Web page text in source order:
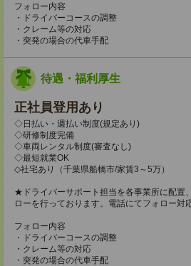
フォロー内容
・ドライバーコースの調整
・クレーム等の対応
・突発の場合の代車手配
待遇・福利厚生
正社員登用あり
◇日払い・週払い制度(規定あり)
◇研修制度完備
◇車両レンタル制度(審査なし)
◇最短就業OK
◇社宅あり（千葉県船橋市/家賃3～5万）
★ドライバーサポート担当を各事業所に配置
ローを行っております。電話にてフォロー対
フォロー内容
・ドライバーコースの調整
・クレーム等の対応
・突発の場合の代車手配